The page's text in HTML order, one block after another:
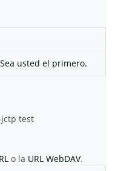
Sea usted el primero.
test
o la URL WebDAV.